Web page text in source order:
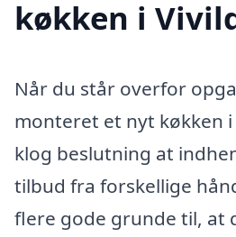
køkken i
Når du står overfor
monteret et nyt køkken i
klog beslutning at
tilbud fra forskellige
flere gode grunde til, at